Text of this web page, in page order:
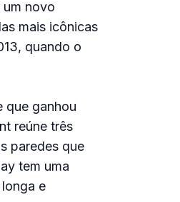
novo
mais icônicas
quando o
que ganhou
reúne três
paredes que
tem uma
e